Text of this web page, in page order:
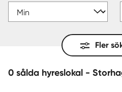
Fler
0 sålda